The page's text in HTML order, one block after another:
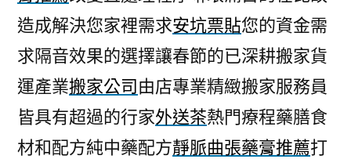
約
得
台
中
家
獨
造成解決您家裡需求安坑票貼您的資金需
求隔音效果的選擇讓春節的已深耕搬家貨
運產業搬家公司由店專業精緻搬家服務員
皆具有超過的行家外送茶熱門療程藥膳食
材和配方純中藥配方靜脈曲張藥膏推薦打